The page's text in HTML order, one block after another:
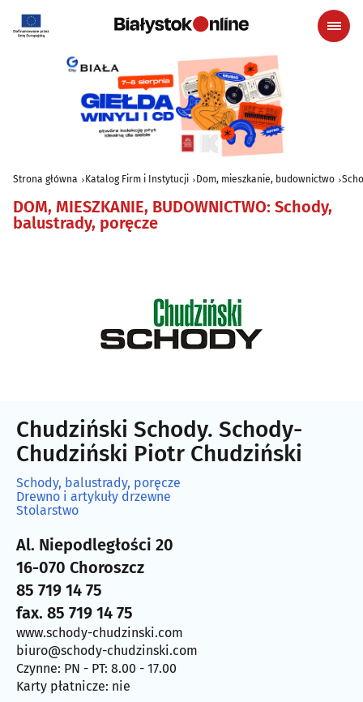
Strona główna Katalog Firm i Instytucji Dom, mieszkanie, budownictwo
DOM, MIESZKANIE, BUDOWNICTWO: Schody,
balustrady, poręcze
Chudziński Schody. Schody-
Chudziński Piotr Chudziński
Schody, balustrady, poręcze
Drewno i artykuły drzewne
Stolarstwo
Al. Niepodległości 20
16-070 Choroszcz
85 719 14 75
fax. 85 719 14 75
www.schody-chudzinski.com
biuro@schody-chudzinski.com
Czynne: PN - PT: 8.00 - 17.00
Karty płatnicze: nie